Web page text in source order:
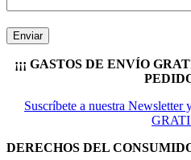
¡¡¡ GASTOS DE ENVÍO
Suscríbete a nuestra Newsletter
DERECHOS DEL